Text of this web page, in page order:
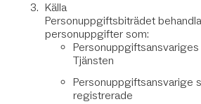
Källa
Personuppgiftsbiträdet
personuppgifter som:
Tjänsten
Personuppgiftsansvarige
registrerade